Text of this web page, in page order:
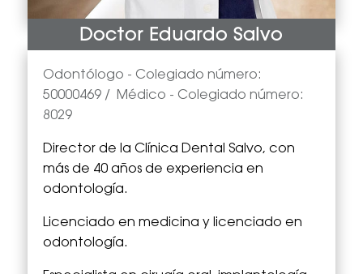
Doctor Eduardo Salvo
Odontólogo - Colegiado número:
50000469/ Médico - Colegiado número:
8029
Director de la Clínica Dental Salvo, con
más de 40 años de experiencia en
odontología.
Licenciado en medicina y licenciado en
odontología.